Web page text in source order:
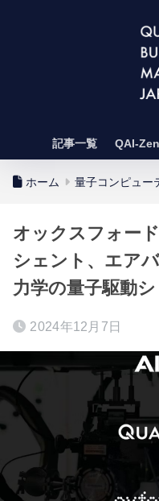
記事一覧 QAI-Zen
ホーム 量子コンピュー
オックスフォー
シェント、エア
力学の量子駆動
2024年12月7日